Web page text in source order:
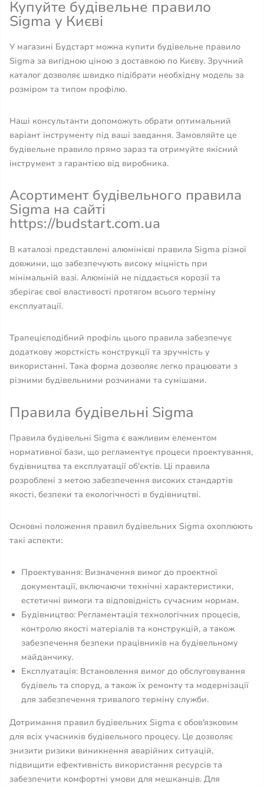
Купуйте будівельне правило
Sigma у Києві
У магазині Будстарт можна купити будівельне правило
Sigma за вигідною ціною з доставкою по Києву. Зручний
каталог дозволяє швидко підібрати необхідну модель за
розміром та типом профілю.
Наші консультанти допоможуть обрати оптимальний
варіант інструменту під ваші завдання. Замовляйте це
будівельне правило прямо зараз та отримуйте якісний
інструмент з гарантією від виробника.
Асортимент будівельного правила
Sigma на сайті
https://budstart.com.ua
В каталозі представлені алюмінієві правила Sigma різної
довжини, що забезпечують високу міцність при
мінімальній вазі. Алюміній не піддається корозії та
зберігає свої властивості протягом всього терміну
експлуатації.
Трапецієподібний профіль цього правила забезпечує
додаткову жорсткість конструкції та зручність у
використанні. Така форма дозволяє легко працювати з
різними будівельними розчинами та сумішами.
Правила будівельні Sigma
Правила будівельні Sigma є важливим елементом
нормативної бази, що регламентує процеси проектування,
будівництва та експлуатації об'єктів. Ці правила
розроблені з метою забезпечення високих стандартів
якості, безпеки та екологічності в будівництві.
Основні положення правил будівельних Sigma охоплюють
такі аспекти:
Проектування: Визначення вимог до проектної
документації, включаючи технічні характеристики,
естетичні вимоги та відповідність сучасним нормам.
Будівництво: Регламентація технологічних процесів,
контролю якості матеріалів та конструкцій, а також
забезпечення безпеки працівників на будівельному
майданчику.
Експлуатація: Встановлення вимог до обслуговування
будівель та споруд, а також їх ремонту та модернізації
для забезпечення тривалого терміну служби.
Дотримання правил будівельних Sigma є обов'язковим
для всіх учасників будівельного процесу. Це дозволяє
знизити ризики виникнення аварійних ситуацій,
підвищити ефективність використання ресурсів та
забезпечити комфортні умови для мешканців. Для